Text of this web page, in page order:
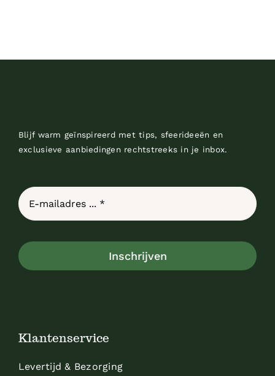
Blijf warm geïnspireerd met tips, sfeerideeën en
exclusieve aanbiedingen rechtstreeks in je inbox.
Inschrijven
Klantenservice
Levertijd & Bezorging